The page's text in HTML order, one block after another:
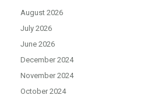
August 2026
July 2026
June 2026
December 2024
November 2024
October 2024